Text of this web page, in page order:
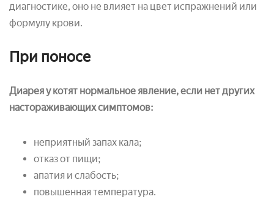
диагностике, оно не влияет на цвет испражнений или
формулу крови.
При поносе
Диарея у котят нормальное явление, если нет других
настораживающих симптомов:
неприятный запах кала;
отказ от пищи;
апатия и слабость;
повышенная температура.